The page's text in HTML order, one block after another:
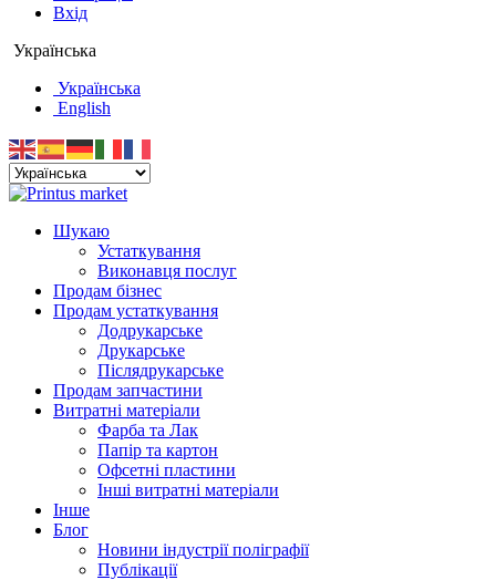
Вхід
Українська
Українська
English
Шукаю
Устаткування
Виконавця послуг
Продам бізнес
Продам устаткування
Додрукарське
Друкарське
Післядрукарське
Продам запчастини
Витратні матеріали
Фарба та Лак
Папір та картон
Офсетні пластини
Інші витратні матеріали
Інше
Блог
Новини індустрії поліграфії
Публікації